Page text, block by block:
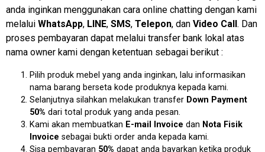
anda inginkan menggunakan cara online chatting dengan kami
melalui WhatsApp, LINE, SMS, Telepon, dan Video Call. Dan
proses pembayaran dapat melalui transfer bank lokal atas
nama owner kami dengan ketentuan sebagai berikut :
Pilih produk mebel yang anda inginkan, lalu informasikan
nama barang berseta kode produknya kepada kami.
Selanjutnya silahkan melakukan transfer Down Payment
50% dari total produk yang anda pesan.
Kami akan membuatkan E-mail Invoice dan Nota Fisik
Invoice sebagai bukti order anda kepada kami.
Sisa pembayaran 50% dapat anda bayarkan ketika produk